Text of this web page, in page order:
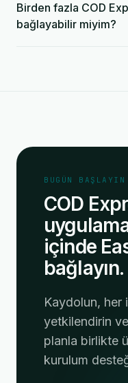
Birden fazla COD
bağlayabilir miyim?
BUGÜN BAŞLAYIN
COD
içinde
bağlayın.
Kaydolun, her
yetkilendirin ve
planla birlikte
kurulum